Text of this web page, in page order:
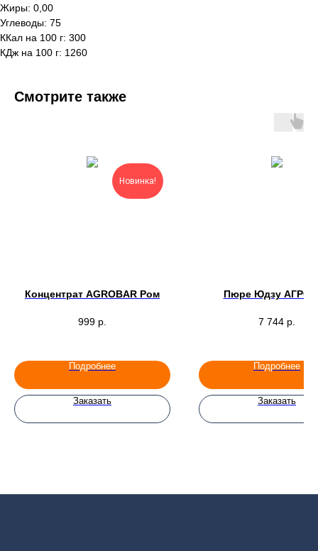
Жиры: 0,00
Углеводы: 75
ККал на 100 г: 300
КДж на 100 г: 1260
Смотрите также
Новинка!
Концентрат AGROBAR Ром
999 р.
Подробнее
Заказать
Пюре Юдзу
7 744 р.
Подробнее
Заказать